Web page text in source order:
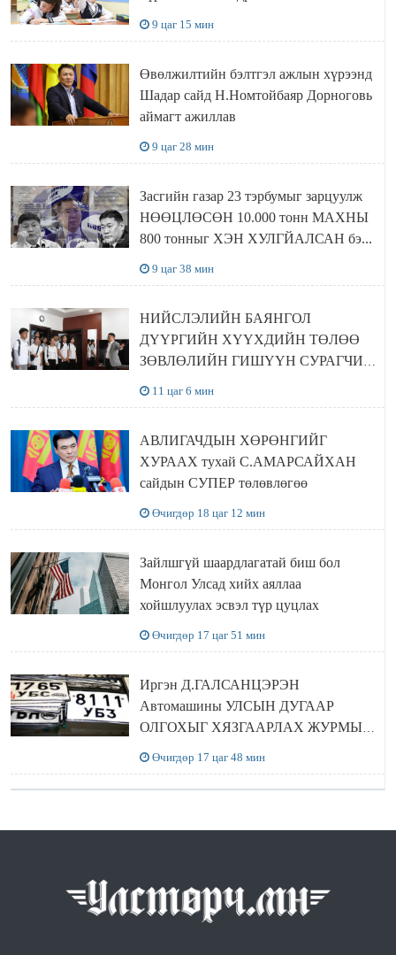
9 цаг 15 мин
Өвөлжилтийн бэлтгэл ажлын хүрээнд
Шадар сайд Н.Номтойбаяр Дорноговь
аймагт ажиллав
9 цаг 28 мин
Засгийн газар 23 тэрбумыг зарцуулж
НӨӨЦЛӨСӨН 10.000 тонн МАХНЫ
800 тонныг ХЭН ХУЛГЙАЛСАН бэ...
9 цаг 38 мин
НИЙСЛЭЛИЙН БАЯНГОЛ
ДҮҮРГИЙН ХҮҮХДИЙН ТӨЛӨӨ
ЗӨВЛӨЛИЙН ГИШҮҮН СУРАГЧИД
11 цаг 6 мин
АВЛИГАЧДЫН ХӨРӨНГИЙГ
ХУРААХ тухай С.АМАРСАЙХАН
сайдын СУПЕР төлөвлөгөө
Өчигдөр 18 цаг 12 мин
Зайлшгүй шаардлагатай биш бол
Монгол Улсад хийх аяллаа
хойшлуулах эсвэл түр цуцлах
Өчигдөр 17 цаг 51 мин
Иргэн Д.ГАЛСАНЦЭРЭН
Автомашины УЛСЫН ДУГААР
ОЛГОХЫГ ХЯЗГААРЛАХ ЖУРМЫГ
Өчигдөр 17 цаг 48 мин